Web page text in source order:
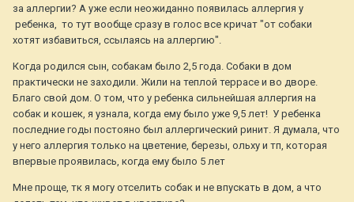
за аллергии? А уже если неожиданно появилась аллергия у
ребенка, то тут вообще сразу в голос все кричат "от собаки
хотят избавиться, ссылаясь на аллергию".
Когда родился сын, собакам было 2,5 года. Собаки в дом
практически не заходили. Жили на теплой террасе и во дворе.
Благо свой дом. О том, что у ребенка сильнейшая аллергия на
собак и кошек, я узнала, когда ему было уже 9,5 лет! У ребенка
последние годы постояно был аллергический ринит. Я думала, что
у него аллергия только на цветение, березы, ольху и тп, которая
впервые проявилась, когда ему было 5 лет
Мне проще, тк я могу отселить собак и не впускать в дом, а что